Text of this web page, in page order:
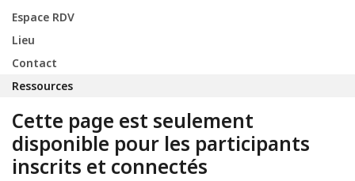
Espace RDV
Lieu
Contact
Ressources
Cette page est seulement
disponible pour les participants
inscrits et connectés